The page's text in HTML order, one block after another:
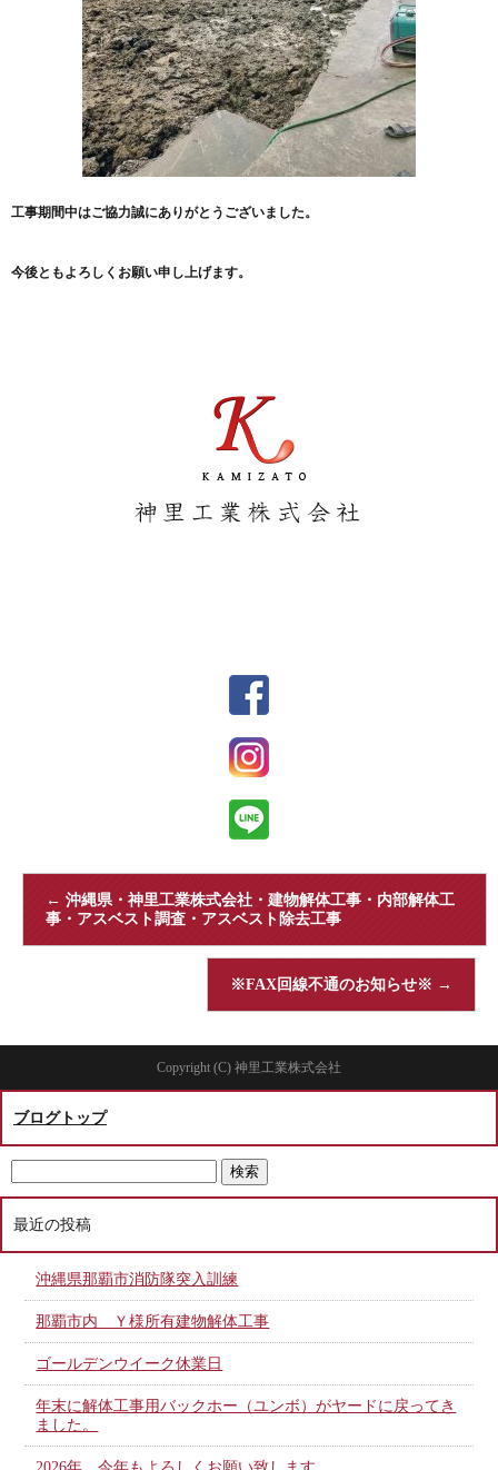
工事期間中はご協力誠にありがとうございました。
今後ともよろしくお願い申し上げます。
← 沖縄県・神里工業株式会社・建物解体工事・内部解体工
事・アスベスト調査・アスベスト除去工事
※FAX回線不通のお知らせ※ →
Copyright (C) 神里工業株式会社
ブログトップ
最近の投稿
沖縄県那覇市消防隊突入訓練
那覇市内 Ｙ様所有建物解体工事
ゴールデンウイーク休業日
年末に解体工事用バックホー（ユンボ）がヤードに戻ってき
ました。